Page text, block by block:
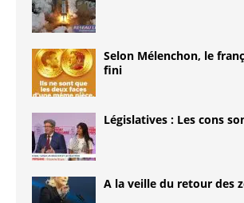
Selon Mélenchon, le
fini
Législatives : Les cons
A la veille du retour des